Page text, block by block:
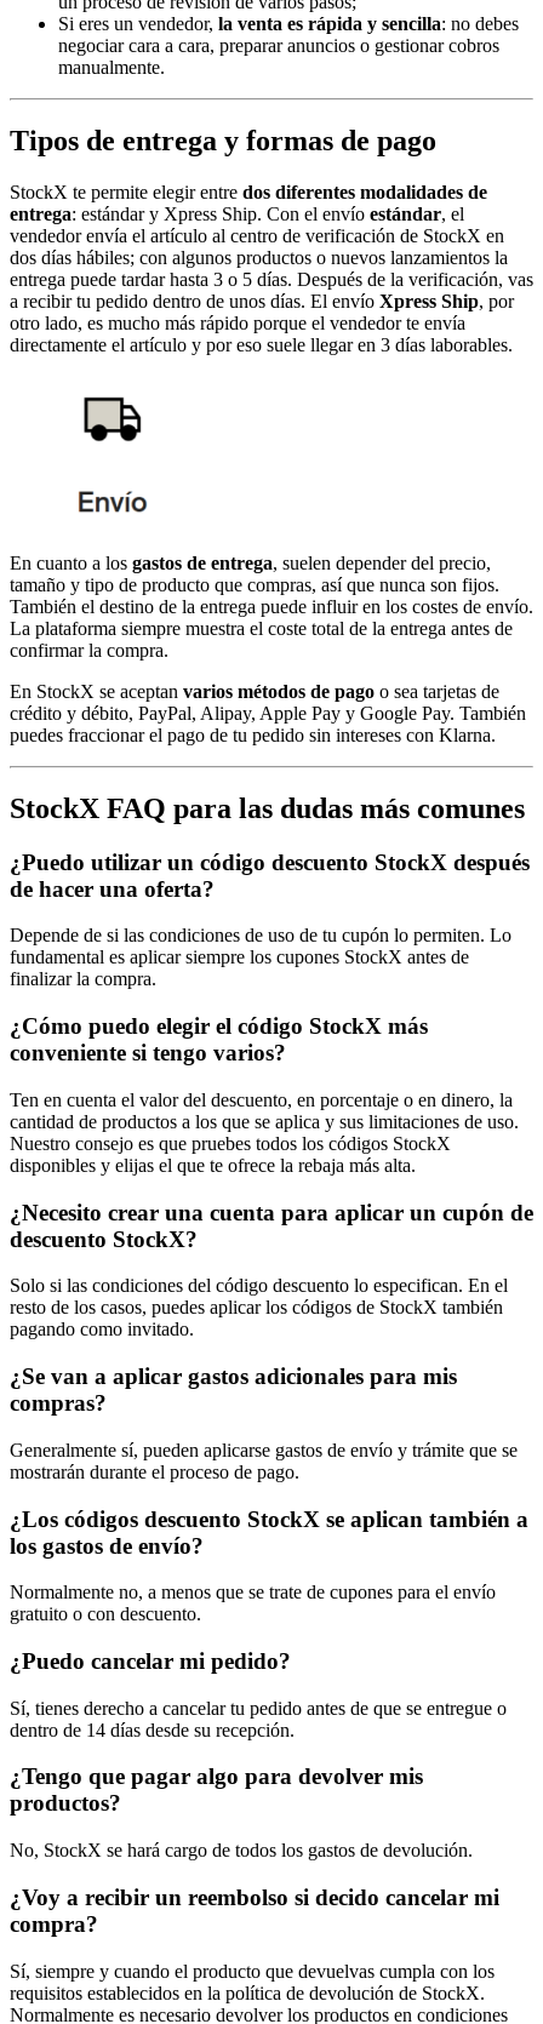
Si eres un vendedor, la venta es rápida y sencilla: no debes
negociar cara a cara, preparar anuncios o gestionar cobros
manualmente.
Tipos de entrega y formas de pago
StockX te permite elegir entre dos diferentes modalidades de
entrega: estándar y Xpress Ship. Con el envío estándar, el
vendedor envía el artículo al centro de verificación de StockX en
dos días hábiles; con algunos productos o nuevos lanzamientos la
entrega puede tardar hasta 3 o 5 días. Después de la verificación, vas
a recibir tu pedido dentro de unos días. El envío Xpress Ship, por
otro lado, es mucho más rápido porque el vendedor te envía
directamente el artículo y por eso suele llegar en 3 días laborables.
En cuanto a los gastos de entrega, suelen depender del precio,
tamaño y tipo de producto que compras, así que nunca son fijos.
También el destino de la entrega puede influir en los costes de envío.
La plataforma siempre muestra el coste total de la entrega antes de
confirmar la compra.
En StockX se aceptan varios métodos de pago o sea tarjetas de
crédito y débito, PayPal, Alipay, Apple Pay y Google Pay. También
puedes fraccionar el pago de tu pedido sin intereses con Klarna.
StockX FAQ para las dudas más comunes
¿Puedo utilizar un código descuento StockX después
de hacer una oferta?
Depende de si las condiciones de uso de tu cupón lo permiten. Lo
fundamental es aplicar siempre los cupones StockX antes de
finalizar la compra.
¿Cómo puedo elegir el código StockX más
conveniente si tengo varios?
Ten en cuenta el valor del descuento, en porcentaje o en dinero, la
cantidad de productos a los que se aplica y sus limitaciones de uso.
Nuestro consejo es que pruebes todos los códigos StockX
disponibles y elijas el que te ofrece la rebaja más alta.
¿Necesito crear una cuenta para aplicar un cupón de
descuento StockX?
Solo si las condiciones del código descuento lo especifican. En el
resto de los casos, puedes aplicar los códigos de StockX también
pagando como invitado.
¿Se van a aplicar gastos adicionales para mis
compras?
Generalmente sí, pueden aplicarse gastos de envío y trámite que se
mostrarán durante el proceso de pago.
¿Los códigos descuento StockX se aplican también a
los gastos de envío?
Normalmente no, a menos que se trate de cupones para el envío
gratuito o con descuento.
¿Puedo cancelar mi pedido?
Sí, tienes derecho a cancelar tu pedido antes de que se entregue o
dentro de 14 días desde su recepción.
¿Tengo que pagar algo para devolver mis
productos?
No, StockX se hará cargo de todos los gastos de devolución.
¿Voy a recibir un reembolso si decido cancelar mi
compra?
Sí, siempre y cuando el producto que devuelvas cumpla con los
requisitos establecidos en la política de devolución de StockX.
Normalmente es necesario devolver los productos en condiciones